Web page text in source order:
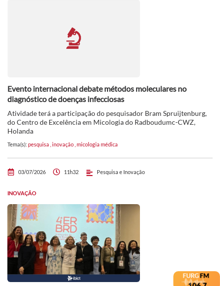
Evento internacional debate métodos moleculares no
diagnóstico de doenças infecciosas
Atividade terá a participação do pesquisador Bram Spruijtenburg,
do Centro de Excelência em Micologia do Radboudumc-CWZ,
Holanda
Tema(s): pesquisa inovação micologia médica
03/07/2026 11h32 Pesquisa e Inovação
INOVAÇÃO